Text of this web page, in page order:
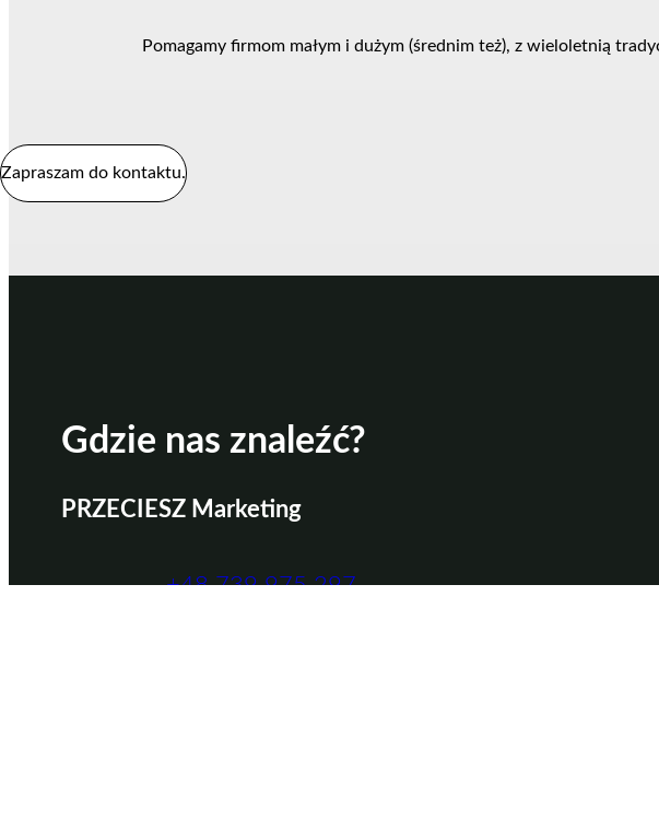
Pomagamy firmom małym i dużym (średnim też), z wieloletnią
Gdzie nas znaleźć?
PRZECIESZ Marketing
+48 739 975 297
Zapraszam do kontaktu.